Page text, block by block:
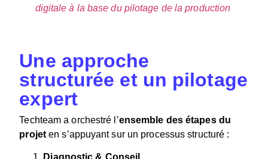
digitale à la base du pilotage de la production
Une approche
structurée et un pilotage
expert
Techteam a orchestré l’ensemble des étapes du
projet en s’appuyant sur un processus structuré :
Diagnostic & Conseil